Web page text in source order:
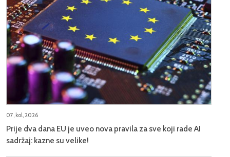
07, kol, 2026
Prije dva dana EU je uveo nova pravila za sve koji rade AI
sadržaj: kazne su velike!